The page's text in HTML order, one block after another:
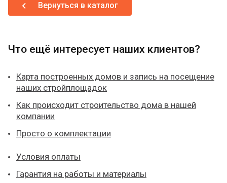
Вернуться в каталог
Что ещё интересует наших клиентов?
Карта построенных домов и запись на посещение
наших стройплощадок
Как происходит строительство дома в нашей
компании
Просто о комплектации
Условия оплаты
Гарантия на работы и материалы